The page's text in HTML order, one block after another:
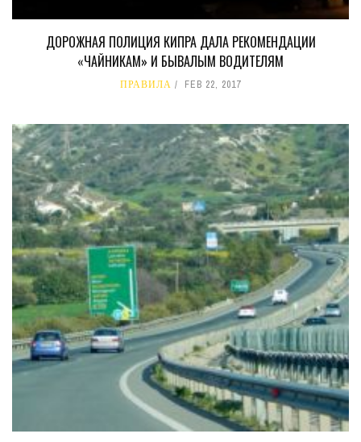
ДОРОЖНАЯ ПОЛИЦИЯ КИПРА ДАЛА РЕКОМЕНДАЦИИ
«ЧАЙНИКАМ» И БЫВАЛЫМ ВОДИТЕЛЯМ
ПРАВИЛА FEB 22, 2017